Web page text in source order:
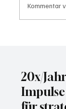
Kommentar
20x/
Impulse